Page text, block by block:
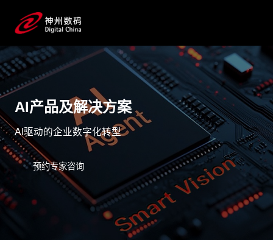
AI产品及解决方案
AI驱动的企业数字化转型
预约专家咨询